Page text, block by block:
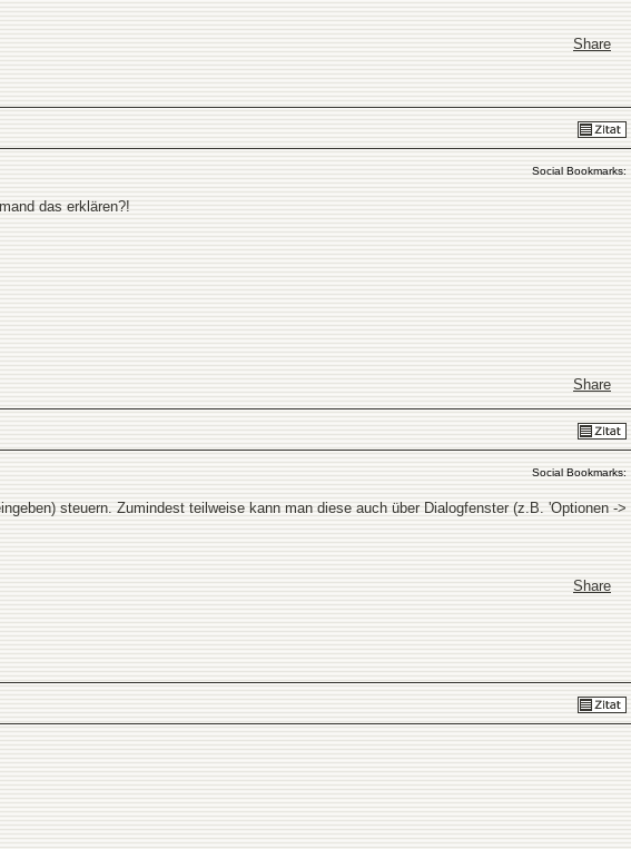
Share
Social Bookmarks:
das erklären?!
Share
Social Bookmarks:
steuern. Zumindest teilweise kann man diese auch über Dialogfenster (z.B. 'Optionen ->
Share